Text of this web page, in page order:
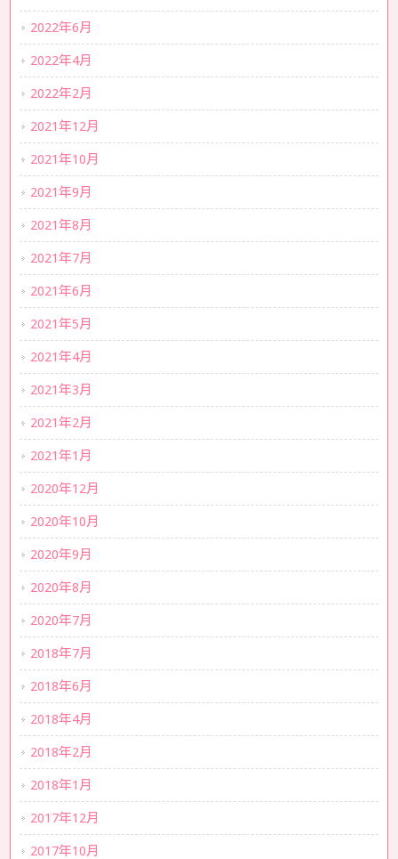
2022年6月
2022年4月
2022年2月
2021年12月
2021年10月
2021年9月
2021年8月
2021年7月
2021年6月
2021年5月
2021年4月
2021年3月
2021年2月
2021年1月
2020年12月
2020年10月
2020年9月
2020年8月
2020年7月
2018年7月
2018年6月
2018年4月
2018年2月
2018年1月
2017年12月
2017年10月